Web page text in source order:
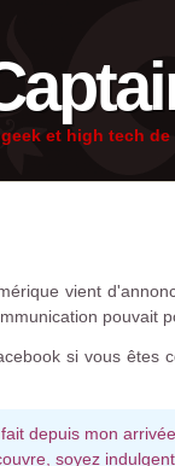
et high tech de
vient
pouvait
si vous êtes
depuis mon
soyez